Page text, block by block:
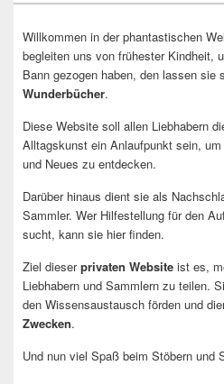
Willkommen in der phantastischen
begleiten uns von frühester Kindheit,
Bann gezogen haben, den lassen sie
Wunderbücher.
Diese Website soll allen Liebhabern
Alltagskunst ein Anlaufpunkt sein,
und Neues zu entdecken.
Darüber hinaus dient sie als
Sammler. Wer Hilfestellung für den
sucht, kann sie hier finden.
Ziel dieserprivaten Website ist es,
Liebhabern und Sammlern zu teilen.
den Wissensaustausch förden und
Zwecken.
Und nun viel Spaß beim Stöbern und